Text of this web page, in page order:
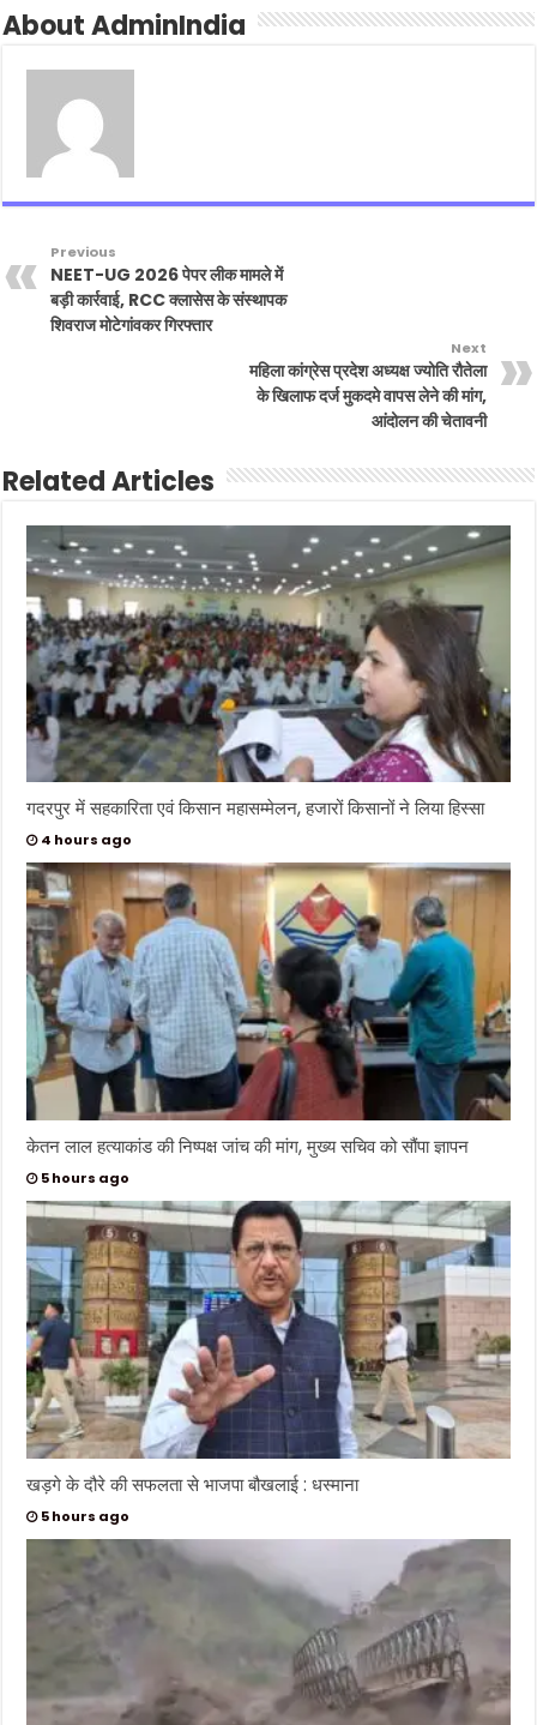
About AdminIndia
Previous
NEET-UG 2026 पेपर लीक मामले में
बड़ी कार्रवाई, RCC क्लासेस के संस्थापक
शिवराज मोटेगांवकर गिरफ्तार
Next
महिला कांग्रेस प्रदेश अध्यक्ष ज्योति रौतेला
के खिलाफ दर्ज मुकदमे वापस लेने की मांग,
आंदोलन की चेतावनी
Related Articles
गदरपुर में सहकारिता एवं किसान महासम्मेलन, हजारों किसानों ने लिया हिस्सा
4 hours ago
केतन लाल हत्याकांड की निष्पक्ष जांच की मांग, मुख्य सचिव को सौंपा ज्ञापन
5 hours ago
खड़गे के दौरे की सफलता से भाजपा बौखलाई : धस्माना
5 hours ago